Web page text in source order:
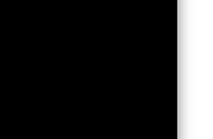
в Дергачах
в Днепре
в Долине
в Дрогобыче